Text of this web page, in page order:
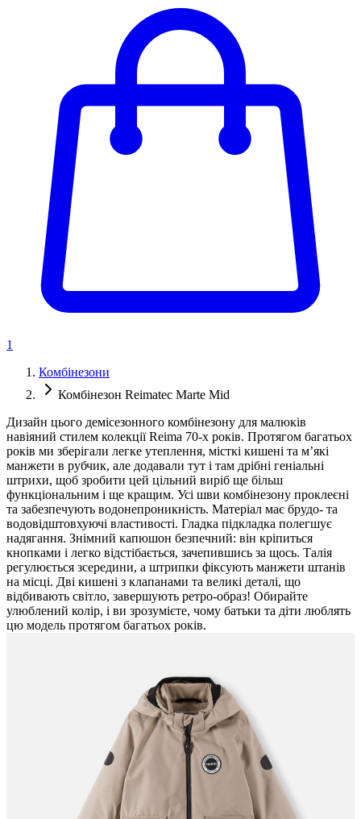
1
Комбінезони
Комбінезон Reimatec Marte Mid
Дизайн цього демісезонного комбінезону для малюків
навіяний стилем колекції Reima 70-х років. Протягом багатьох
років ми зберігали легке утеплення, місткі кишені та м’які
манжети в рубчик, але додавали тут і там дрібні геніальні
штрихи, щоб зробити цей цільний виріб ще більш
функціональним і ще кращим. Усі шви комбінезону проклеєні
та забезпечують водонепроникність. Матеріал має брудо- та
водовідштовхуючі властивості. Гладка підкладка полегшує
надягання. Знімний капюшон безпечний: він кріпиться
кнопками і легко відстібається, зачепившись за щось. Талія
регулюється зсередини, а штрипки фіксують манжети штанів
на місці. Дві кишені з клапанами та великі деталі, що
відбивають світло, завершують ретро-образ! Обирайте
улюблений колір, і ви зрозумієте, чому батьки та діти люблять
цю модель протягом багатьох років.